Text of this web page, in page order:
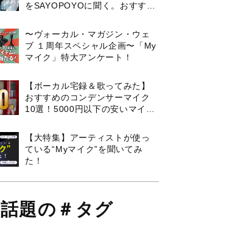
をSAYOPOYOに聞く。おすすめ
〜ヴォーカル・マガジン・ウェ
ブ １周年スペシャル企画〜「My
マイク」特大アンケート！
【ボーカル宅録＆歌ってみた】
おすすめのコンデンサーマイク
10選！5000円以下の安いマイク
【大特集】アーティストが使っ
ている“Myマイク”を聞いてみ
た！
話題の＃タグ